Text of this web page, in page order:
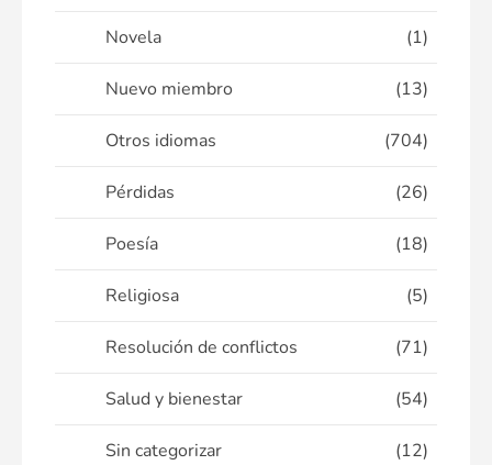
Novela (1)
Nuevo miembro (13)
Otros idiomas (704)
Pérdidas (26)
Poesía (18)
Religiosa (5)
Resolución de conflictos (71)
Salud y bienestar (54)
Sin categorizar (12)